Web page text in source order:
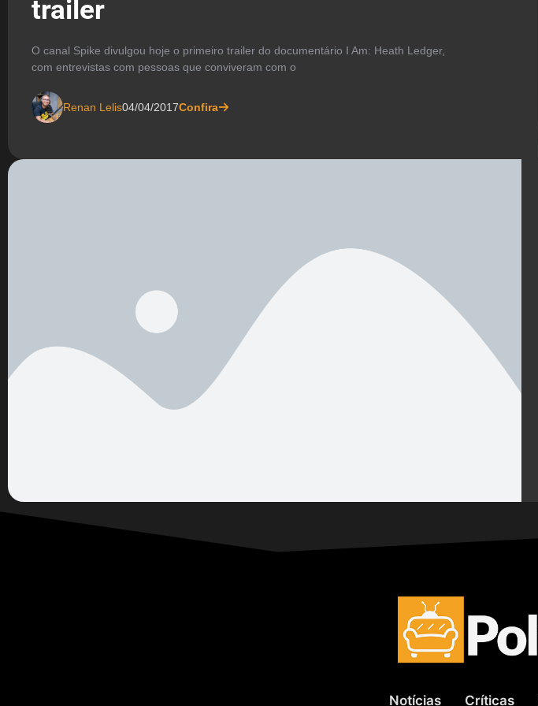
trailer
O canal Spike divulgou hoje o primeiro trailer do documentário I Am: Heath Ledger,
com entrevistas com pessoas que conviveram com o
Renan Lelis04/04/2017Confira
Notícias Críticas